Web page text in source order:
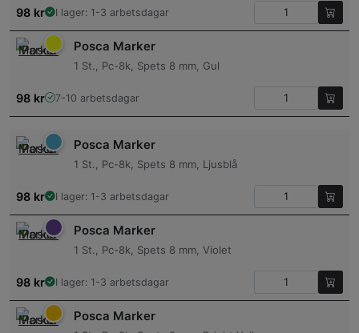
98 kr I lager: 1-3 arbetsdagar
Posca Marker
1 St., Pc-8k, Spets 8 mm, Gul
98 kr 7-10 arbetsdagar
Posca Marker
1 St., Pc-8k, Spets 8 mm, Ljusblå
98 kr I lager: 1-3 arbetsdagar
Posca Marker
1 St., Pc-8k, Spets 8 mm, Violet
98 kr I lager: 1-3 arbetsdagar
Posca Marker